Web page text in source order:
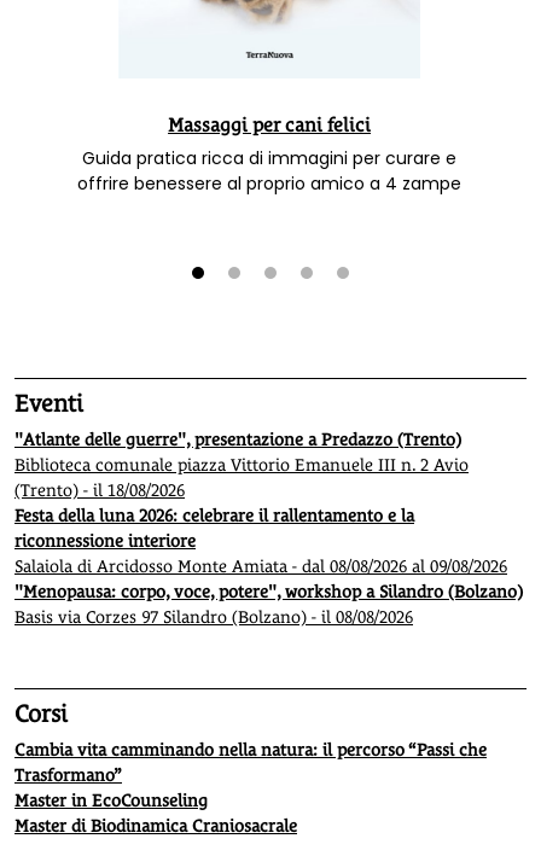
Massaggi per cani felici
Guida pratica ricca di immagini per curare e
offrire benessere al proprio amico a 4 zampe
Eventi
"Atlante delle guerre", presentazione a Predazzo (Trento)
Biblioteca comunale piazza Vittorio Emanuele III n. 2 Avio
(Trento) - il 18/08/2026
Festa della luna 2026: celebrare il rallentamento e la
riconnessione interiore
Salaiola di Arcidosso Monte Amiata - dal 08/08/2026 al 09/08/2026
"Menopausa: corpo, voce, potere", workshop a Silandro (Bolzano)
Basis via Corzes 97 Silandro (Bolzano) - il 08/08/2026
Corsi
Cambia vita camminando nella natura: il percorso “Passi che
Trasformano”
Master in EcoCounseling
Master di Biodinamica Craniosacrale